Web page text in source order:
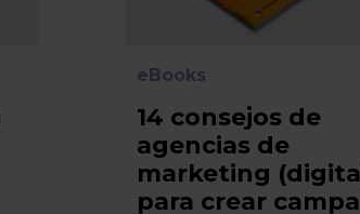
eBooks
14 consejos de
agencias de
marketing
para crear